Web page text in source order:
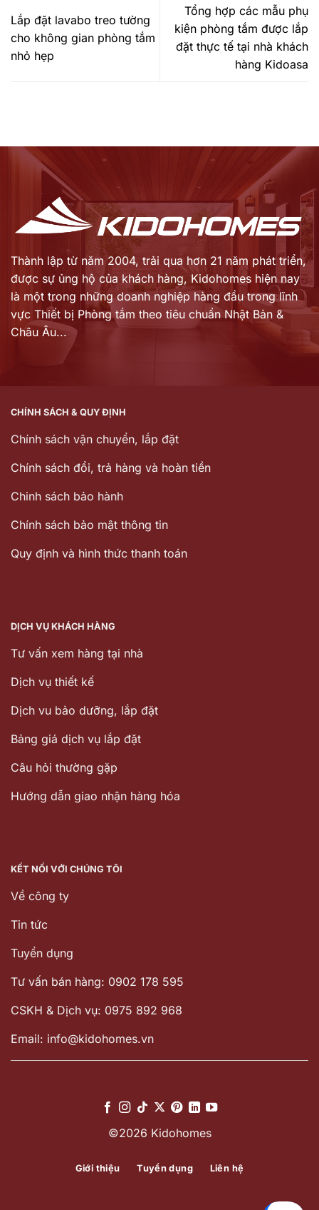
Lắp đặt lavabo treo tường
cho không gian phòng tắm
nhỏ hẹp
Tổng hợp các mẫu phụ
kiện phòng tắm được lắp
đặt thực tế tại nhà khách
hàng Kidoasa
Thành lập từ năm 2004, trải qua hơn 21 năm phát triển,
được sự ủng hộ của khách hàng, Kidohomes hiện nay
là một trong những doanh nghiệp hàng đầu trong lĩnh
vực Thiết bị Phòng tắm theo tiêu chuẩn Nhật Bản &
Châu Âu...
CHÍNH SÁCH & QUY ĐỊNH
Chính sách vận chuyển, lắp đặt
Chính sách đổi, trả hàng và hoàn tiền
Chinh sách bảo hành
Chính sách bảo mật thông tin
Quy định và hình thức thanh toán
DỊCH VỤ KHÁCH HÀNG
Tư vấn xem hàng tại nhà
Dịch vụ thiết kế
Dịch vu bảo dưỡng, lắp đặt
Bảng giá dịch vụ lắp đặt
Câu hỏi thường gặp
Hướng dẫn giao nhận hàng hóa
KẾT NỐI VỚI CHÚNG TÔI
Về công ty
Tin tức
Tuyển dụng
Tư vấn bán hàng: 0902 178 595
CSKH & Dịch vụ: 0975 892 968
Email: info@kidohomes.vn
©2026 Kidohomes
Giới thiệu Tuyển dụng Liên hệ